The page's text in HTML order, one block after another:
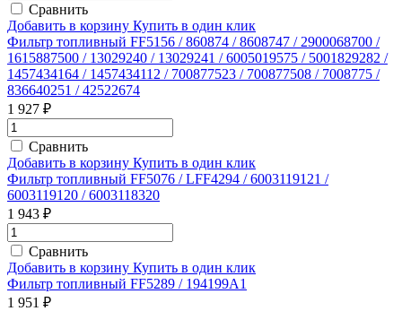
Сравнить
Добавить в корзину Купить в один клик
Фильтр топливный FF5156 / 860874 / 8608747 / 2900068700 /
1615887500 / 13029240 / 13029241 / 6005019575 / 5001829282 /
1457434164 / 1457434112 / 700877523 / 700877508 / 7008775 /
836640251 / 42522674
1 927 ₽
Сравнить
Добавить в корзину Купить в один клик
Фильтр топливный FF5076 / LFF4294 / 6003119121 /
6003119120 / 6003118320
1 943 ₽
Сравнить
Добавить в корзину Купить в один клик
Фильтр топливный FF5289 / 194199A1
1 951 ₽